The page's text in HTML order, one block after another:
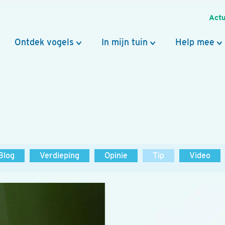
Ontdek vogels In mijn tuin Help mee
Verdieping Opinie Tip Video